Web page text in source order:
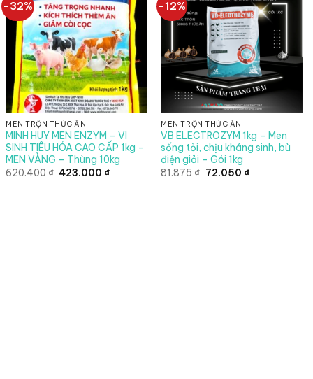
-32%
MEN TRỘN THỨC ĂN
MINH HUY MEN ENZYM – VI
SINH TIÊU HÓA CAO CẤP 1kg –
MEN VÀNG – Thùng 10kg
620.400₫ Giá
423.000₫Giá
-12%
MEN TRỘN THỨC ĂN
VB ELECTROZYM 1kg – Men
sống tỏi, chịu kháng sinh, bù
điện giải – Gói 1kg
81.875₫ Giá
72.050 ₫Giá